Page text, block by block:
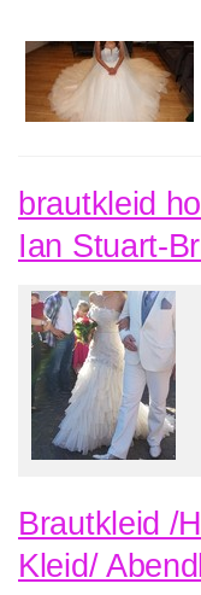
brautkleid
Ian Stuart-
Brautkleid /
Kleid/